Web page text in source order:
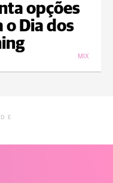
opções
o Dia dos
MIX